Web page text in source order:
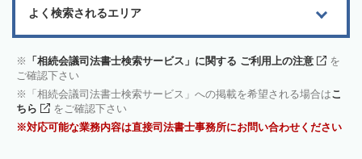
よく検索されるエリア
「相続会議司法書士検索サービス」に関する ご利用上の注意
を
ご確認下さい
「相続会議司法書士検索サービス」への掲載を希望される場合はこ
ちら
をご確認下さい
対応可能な業務内容は直接司法書士事務所にお問い合わせください